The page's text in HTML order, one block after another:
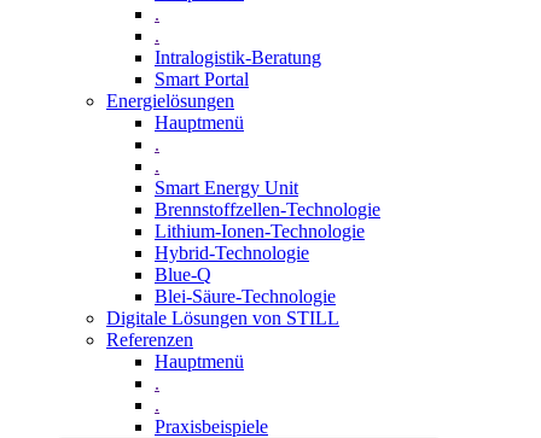
.
.
Intralogistik-Beratung
Smart Portal
Energielösungen
Hauptmenü
.
.
Smart Energy Unit
Brennstoffzellen-Technologie
Lithium-Ionen-Technologie
Hybrid-Technologie
Blue-Q
Blei-Säure-Technologie
Digitale Lösungen von STILL
Referenzen
Hauptmenü
.
.
Praxisbeispiele